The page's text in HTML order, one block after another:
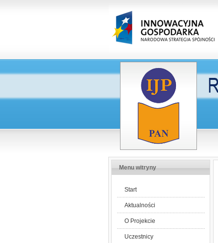
Menu witryny
Start
Aktualności
O Projekcie
Uczestnicy